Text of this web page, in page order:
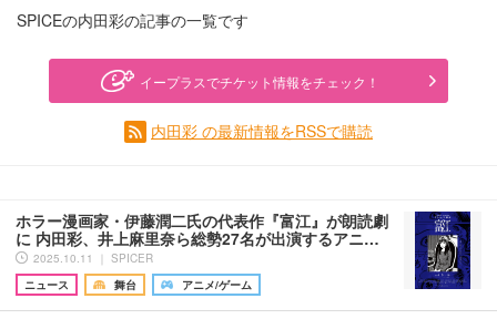
SPICEの内田彩の記事の一覧です
イープラスでチケット情報をチェック！
内田彩 の最新情報をRSSで購読
ホラー漫画家・伊藤潤二氏の代表作『富江』が朗読劇
に 内田彩、井上麻里奈ら総勢27名が出演するアニ…
2025.10.11 ｜ SPICER
ニュース
舞台 アニメ/ゲーム